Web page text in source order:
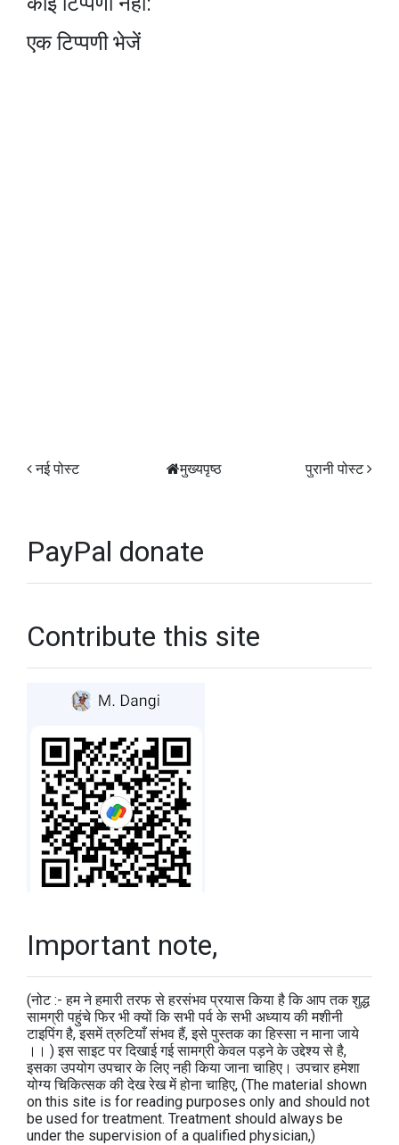
एक टिप्पणी भेजें
नई पोस्ट पुरानी पोस्ट
मुख्यपृष्ठ
PayPal donate
Contribute this site
Important note,
(नोट :- हम ने हमारी तरफ से हरसंभव प्रयास किया है कि आप तक शुद्ध
सामग्री पहुंचे फिर भी क्यों कि सभी पर्व के सभी अध्याय की मशीनी
टाइपिंग है, इसमें त्रुटियाँ संभव हैं, इसे पुस्तक का हिस्सा न माना जाये
।। ) इस साइट पर दिखाई गई सामग्री केवल पड़ने के उद्देश्य से है,
इसका उपयोग उपचार के लिए नही किया जाना चाहिए। उपचार हमेशा
योग्य चिकित्सक की देख रेख में होना चाहिए, (The material shown
on this site is for reading purposes only and should not
be used for treatment. Treatment should always be
under the supervision of a qualified physician,)